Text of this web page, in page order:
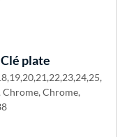
plate
Chrome, Chrome,